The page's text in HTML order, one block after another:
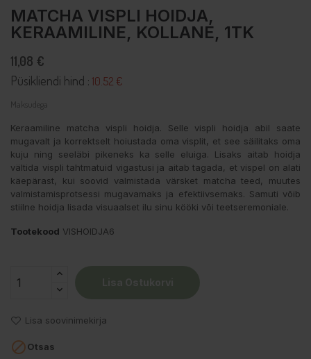
MATCHA VISPLI HOIDJA,
KERAAMILINE, KOLLANE, 1TK
11,08 €
Püsikliendi hind : 10.52 €
Maksudega
Keraamiline matcha vispli hoidja. Selle vispli hoidja abil saate
mugavalt ja korrektselt hoiustada oma visplit, et see säilitaks oma
kuju ning seeläbi pikeneks ka selle eluiga. Lisaks aitab hoidja
vältida vispli tahtmatuid vigastusi ja aitab tagada, et vispel on alati
käepärast, kui soovid valmistada värsket matcha teed, muutes
valmistamisprotsessi mugavamaks ja efektiivsemaks. Samuti võib
stiilne hoidja lisada visuaalset ilu sinu kööki või teetseremoniale.
Tootekood VISHOIDJA6
Lisa soovinimekirja
Otsas